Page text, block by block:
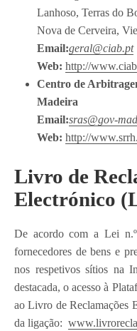
Lanhoso, Terras do
Nova de Cerveira,
Email:geral@ciab.pt
Web: http://
Centro de
Madeira
Email:sras@gov-
Web: http://
Livro de
Electrónico
De acordo com a Lei
fornecedores de bens e
nos respetivos sítios na
destacada, o acesso à
ao Livro de Reclamações
da ligação: